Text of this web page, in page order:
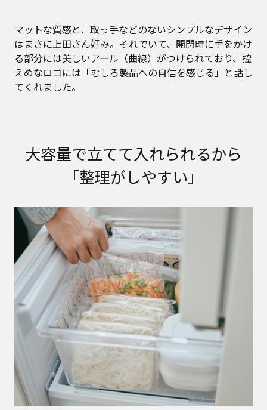
マットな質感と、取っ手などのないシンプルなデザイン
はまさに上田さん好み。それでいて、開閉時に手をかけ
る部分には美しいアール（曲線）がつけられており、控
えめなロゴには「むしろ製品への自信を感じる」と話し
てくれました。
大容量で立てて入れられるから
「整理がしやすい」